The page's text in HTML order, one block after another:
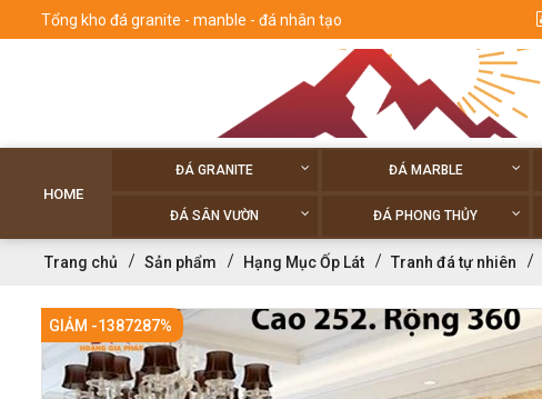
Tổng kho đá granite - manble - đá nhân tạo
HOME
ĐÁ GRANITE ĐÁ MARBLE
ĐÁ SÂN VƯỜN ĐÁ PHONG THỦY
Trang chủ Sản phẩm Hạng Mục Ốp Lát Tranh đá tự nhiên
GIẢM -1387287%